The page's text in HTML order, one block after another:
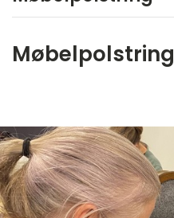
Møbelpolstring